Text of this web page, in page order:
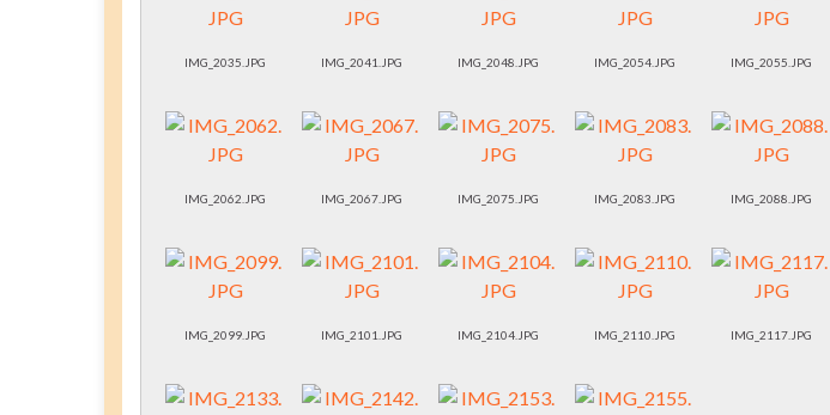
IMG_2035.JPG IMG_2041.JPG IMG_2048.JPG IMG_2054.JPG IMG_2055.JPG
IMG_2062.JPG IMG_2067.JPG IMG_2075.JPG IMG_2083.JPG IMG_2088.JPG
IMG_2099.JPG IMG_2101.JPG IMG_2104.JPG IMG_2110.JPG IMG_2117.JPG